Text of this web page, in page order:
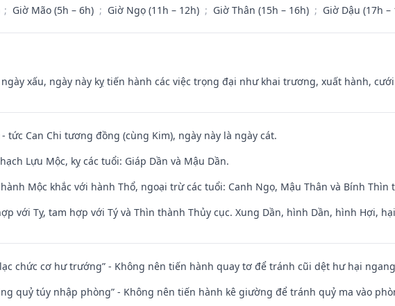
; Giờ Mão (5h – 6h) ; Giờ Ngọ (11h – 12h) ; Giờ Thân (15h – 16h) ; Giờ Dậu (17h –
ngày xấu, ngày này kỵ tiến hành các việc trọng đại như khai trương, xuất hành,
- tức Can Chi tương đồng (cùng Kim), ngày này là ngày cát.
Lựu Mộc, kỵ các tuổi: Giáp Dần và Mậu Dần.
Mộc khắc với hành Thổ, ngoại trừ các tuổi: Canh Ngọ, Mậu Thân và Bính Thìn
với Tỵ, tam hợp với Tý và Thìn thành Thủy cục. Xung Dần, hình Dần, hình Hợi,
chức cơ hư trướng” - Không nên tiến hành quay tơ để tránh cũi dệt hư hại ngang
quỷ túy nhập phòng” - Không nên tiến hành kê giường để tránh quỷ ma vào